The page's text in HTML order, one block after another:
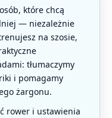
które chcą
— niezależnie
na szosie,
tłumaczymy
i pomagamy
żargonu.
rower i ustawienia